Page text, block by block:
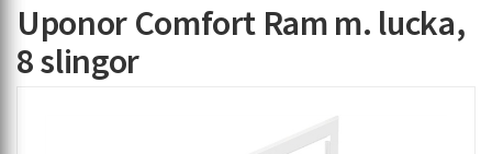
Uponor Comfort Ram m. lucka,
8 slingor